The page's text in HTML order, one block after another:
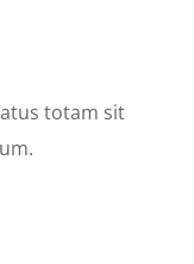
totam sit